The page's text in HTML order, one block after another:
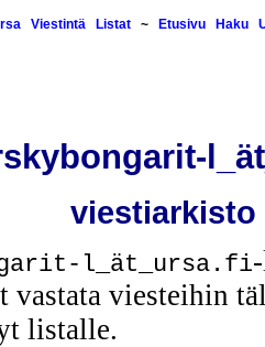
Viestintä Listat~ Etusivu Haku
viestiarkisto
l_ät_ursa.fi
vastata viesteihin
listalle.